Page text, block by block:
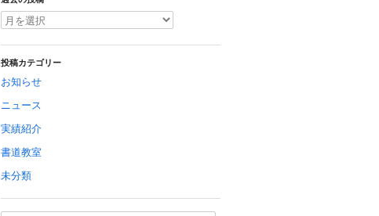
投稿カテゴリー
お知らせ
ニュース
実績紹介
書道教室
未分類